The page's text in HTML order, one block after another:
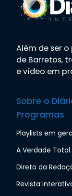
Além de ser
de Barretos,
e vídeo em
Sobre o
Programas
Playlists em
A Verdade
Direto da
Revista